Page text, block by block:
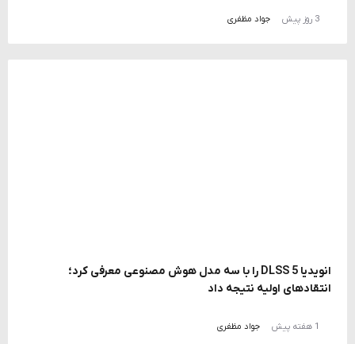
3 روز پیش جواد مظفری
انویدیا DLSS 5 را با سه مدل هوش مصنوعی معرفی کرد؛
انتقادهای اولیه نتیجه داد
1 هفته پیش جواد مظفری